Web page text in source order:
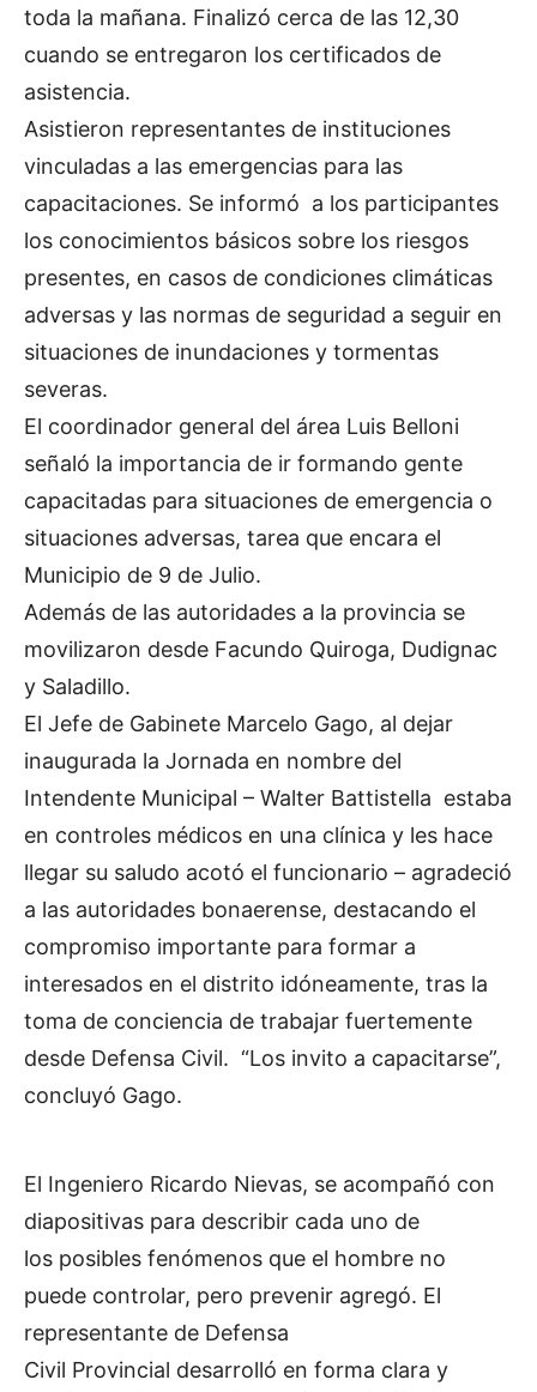
toda la mañana. Finalizó cerca de las 12,30
cuando se entregaron los certificados de
asistencia.
Asistieron representantes de instituciones
vinculadas a las emergencias para las
capacitaciones. Se informó a los participantes
los conocimientos básicos sobre los riesgos
presentes, en casos de condiciones climáticas
adversas y las normas de seguridad a seguir en
situaciones de inundaciones y tormentas
severas.
El coordinador general del área Luis Belloni
señaló la importancia de ir formando gente
capacitadas para situaciones de emergencia o
situaciones adversas, tarea que encara el
Municipio de 9 de Julio.
Además de las autoridades a la provincia se
movilizaron desde Facundo Quiroga, Dudignac
y Saladillo.
El Jefe de Gabinete Marcelo Gago, al dejar
inaugurada la Jornada en nombre del
Intendente Municipal – Walter Battistella estaba
en controles médicos en una clínica y les hace
llegar su saludo acotó el funcionario – agradeció
a las autoridades bonaerense, destacando el
compromiso importante para formar a
interesados en el distrito idóneamente, tras la
toma de conciencia de trabajar fuertemente
desde Defensa Civil. “Los invito a capacitarse”,
concluyó Gago.
El Ingeniero Ricardo Nievas, se acompañó con
diapositivas para describir cada uno de
los posibles fenómenos que el hombre no
puede controlar, pero prevenir agregó. El
representante de Defensa
Civil Provincial desarrolló en forma clara y